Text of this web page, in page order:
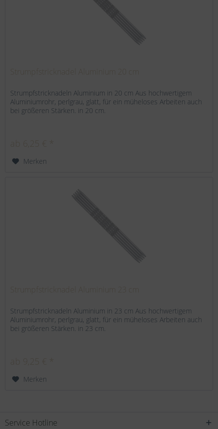
Strumpfstricknadeln Aluminium in 20 cm Aus hochwertigem
Aluminiumrohr, perlgrau, glatt, für ein müheloses Arbeiten auch
bei größeren Stärken. in 20 cm.
Merken
Strumpfstricknadeln Aluminium in 23 cm Aus hochwertigem
Aluminiumrohr, perlgrau, glatt, für ein müheloses Arbeiten auch
bei größeren Stärken. in 23 cm.
Merken
Service Hotline